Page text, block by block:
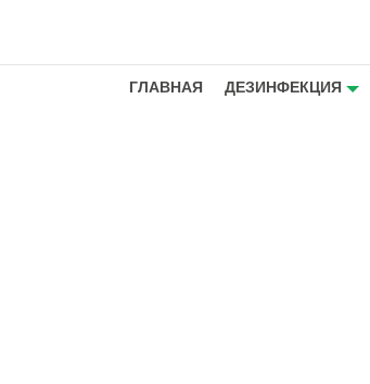
ГЛАВНАЯ ДЕЗИНФЕКЦИЯ